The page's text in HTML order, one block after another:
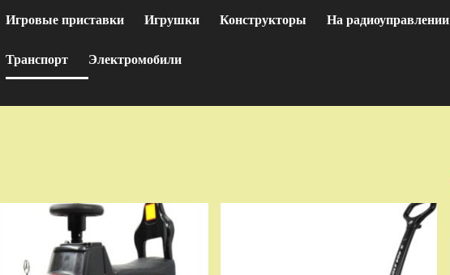
Игровые приставки Игрушки Конструкторы На радиоуправлении
Транспорт Электромобили